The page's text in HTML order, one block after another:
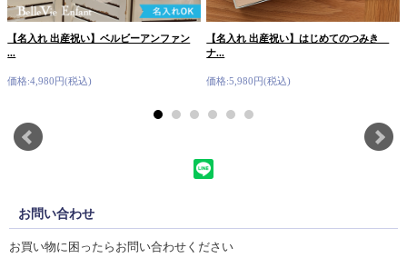
【名入れ 出産祝い】ベルビーアンファン
...
価格:4,980円(税込)
【名入れ 出産祝い】はじめてのつみき
ナ...
価格:5,980円(税込)
お問い合わせ
お買い物に困ったらお問い合わせください